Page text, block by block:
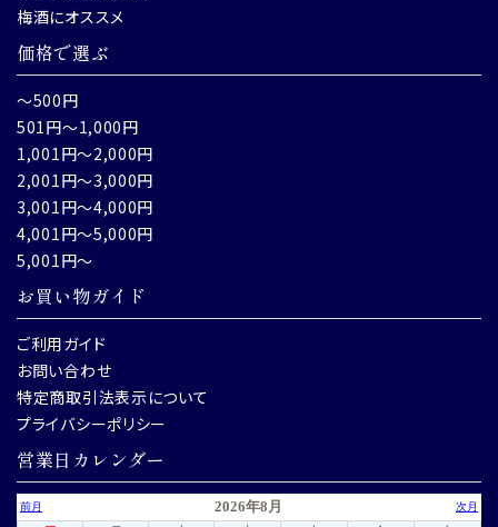
梅酒にオススメ
価格で選ぶ
～500円
501円～1,000円
1,001円～2,000円
2,001円～3,000円
3,001円～4,000円
4,001円～5,000円
5,001円～
お買い物ガイド
ご利用ガイド
お問い合わせ
特定商取引法表示について
プライバシーポリシー
営業日カレンダー